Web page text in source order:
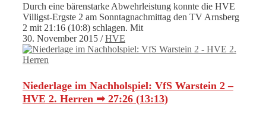
Durch eine bärenstarke Abwehrleistung konnte die HVE
Villigst-Ergste 2 am Sonntagnachmittag den TV Arnsberg
2 mit 21:16 (10:8) schlagen. Mit
30. November 2015 /HVE
Niederlage im Nachholspiel: VfS Warstein 2 –
HVE 2. Herren ➟ 27:26 (13:13)